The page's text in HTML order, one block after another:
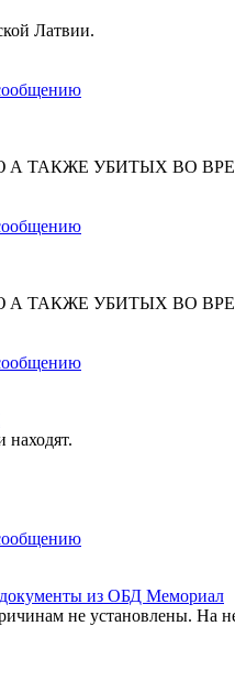
Латвии.
ТАКЖЕ УБИТЫХ ВО
ТАКЖЕ УБИТЫХ ВО
из ОБД Мемориал
не установлены. На